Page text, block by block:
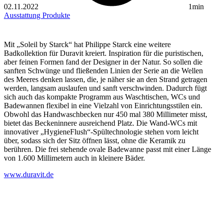
02.11.2022
1min
Ausstattung Produkte
Mit „Soleil by Starck“ hat Philippe Starck eine weitere
Badkollektion für Duravit kreiert. Inspiration für die puristischen,
aber feinen Formen fand der Designer in der Natur. So sollen die
sanften Schwünge und fließenden Linien der Serie an die Wellen
des Meeres denken lassen, die, je näher sie an den Strand getragen
werden, langsam auslaufen und sanft verschwinden. Dadurch fügt
sich auch das kompakte Programm aus Waschtischen, WCs und
Badewannen flexibel in eine Vielzahl von Einrichtungsstilen ein.
Obwohl das Handwaschbecken nur 450 mal 380 Millimeter misst,
bietet das Beckeninnere ausreichend Platz. Die Wand-WCs mit
innovativer „HygieneFlush“-Spültechnologie stehen vorn leicht
über, sodass sich der Sitz öffnen lässt, ohne die Keramik zu
berühren. Die frei stehende ovale Badewanne passt mit einer Länge
von 1.600 Millimetern auch in kleinere Bäder.
www.duravit.de